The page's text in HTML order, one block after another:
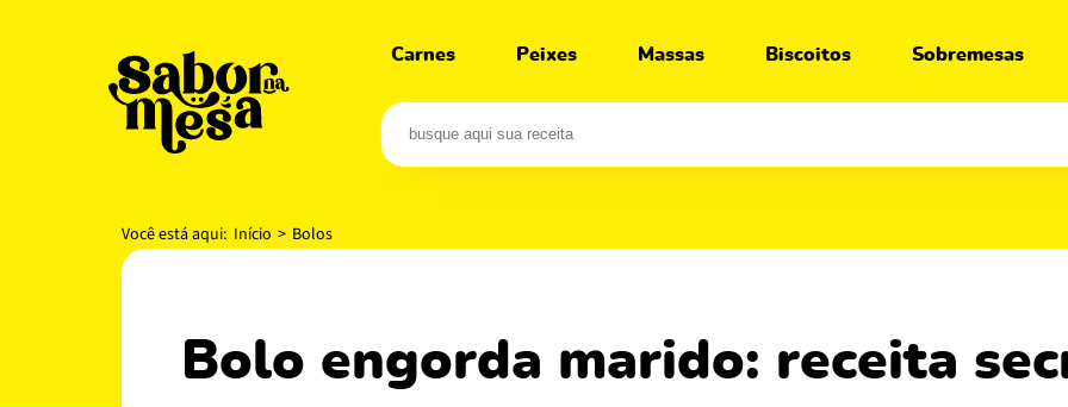
Carnes Peixes Massas Biscoitos Sobremesas
Você está aqui: Início > Bolos
bolo engorda marido: receita